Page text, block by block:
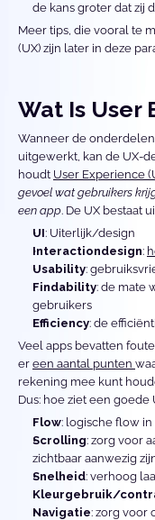
de kans groter dat zij
Meer tips, die vooral te
(UX) zijn later in deze
Wat Is User
Wanneer de
uitgewerkt, kan de UX-
houdt User Experience
gevoel wat gebruikers
een app. De UX bestaat
UI: Uiterlijk/design
Interactiondesign:
Usability:
Findability: de mate
gebruikers
Efficiency: de
Veel apps bevatten
er een aantal punten
rekening mee kunt
Dus: hoe ziet een goede
Flow: logische flow
Scrolling: zorg voor
zichtbaar aanwezig
Snelheid: verhoog
Kleurgebruik/
Navigatie: zorg voor